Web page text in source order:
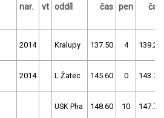
nar. vt oddíl čas pen čas
2014 Kralupy 137.50 4 139.20
2014 L.Žatec 145.60 0 143.70
USK Pha 148.60 10 147.70